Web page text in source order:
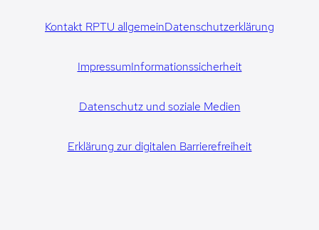
Kontakt RPTU allgemeinDatenschutzerklärung
ImpressumInformationssicherheit
Datenschutz und soziale Medien
Erklärung zur digitalen Barrierefreiheit